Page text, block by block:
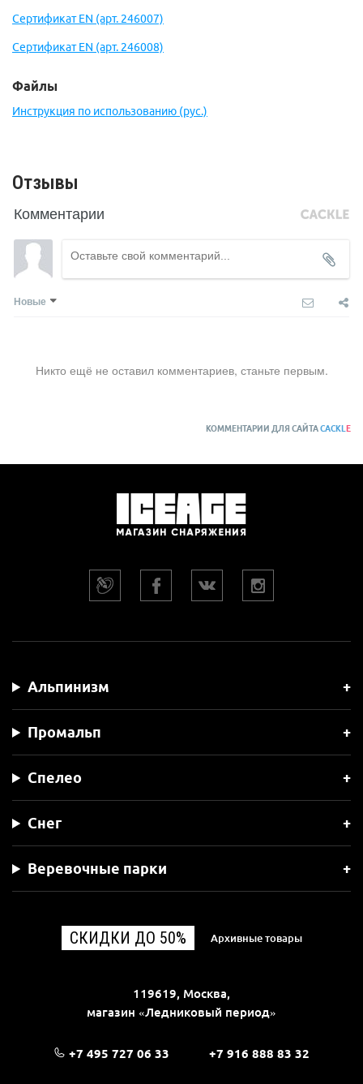
Сертификат EN (арт. 246007)
Сертификат EN (арт. 246008)
Файлы
Инструкция по использованию (рус.)
Отзывы
Комментарии
Новые
Никто ещё не оставил комментариев, станьте первым.
КОММЕНТАРИИ ДЛЯ САЙТАCACKLE
Альпинизм
Промальп
Спелео
Снег
Веревочные парки
СКИДКИ ДО 50% Архивные товары
119619, Москва,
магазин «Ледниковый период»
+7 495 727 06 33 +7 916 888 83 32